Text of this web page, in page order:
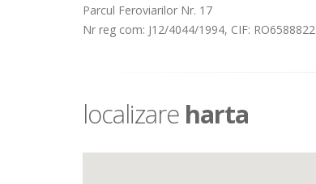
Parcul Feroviarilor Nr. 17
Nr reg com: J12/4044/1994, CIF: RO6588822
localizare harta